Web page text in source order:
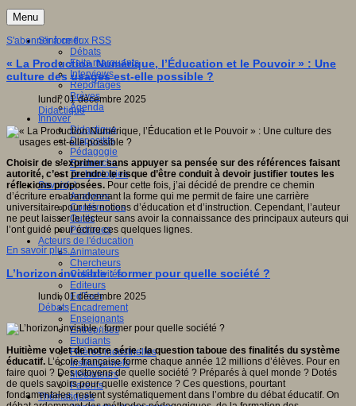
Menu
S'informer
Débats
Faits marquants
Interviews
Reportages
Brèves
Agenda
Innover
Didactique
Dispositifs
Pédagogie
Recherche
Technologies
Savoir(s)
Analyses
Conférences
Outils
Pratiques
Acteurs de l'éducation
Animateurs
Chercheurs
Collectivités
Editeurs
EdTech
Encadrement
Enseignants
Entreprises
Etudiants
Filières industrielles
Institutionnels
Médiateurs
Parents
Thématiques
S'abonner à ce flux RSS
« La Production Numérique, l’Éducation et le Pouvoir » : Une
culture des usages est-elle possible ?
lundi, 01 décembre 2025
Didactique
Choisir de s’exprimer sans appuyer sa pensée sur des références faisant
autorité, c’est prendre le risque d’être conduit à devoir justifier toutes les
réflexions proposées. Pour cette fois, j’ai décidé de prendre ce chemin
d’écriture en abandonnant la forme qui me permit de faire une carrière
universitaire pour les notions d’éducation et d’instruction. Cependant, l’auteur
ne peut laisser le lecteur sans avoir la connaissance des principaux auteurs qui
l’ont guidé pour écrire ces quelques lignes.
En savoir plus...
L’horizon invisible : former pour quelle société ?
lundi, 01 décembre 2025
Débats
Huitième volet de notre série : la question taboue des finalités du système
éducatif. L’école française forme chaque année 12 millions d’élèves. Pour en
faire quoi ? Des citoyens de quelle société ? Préparés à quel monde ? Dotés
de quels savoirs pour quelle existence ? Ces questions, pourtant
fondamentales, restent systématiquement dans l’ombre du débat éducatif. On